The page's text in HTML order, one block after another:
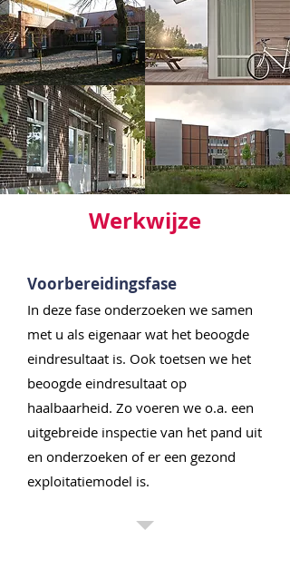
Werkwijze
Voorbereidingsfase
In deze fase onderzoeken we samen
met u als eigenaar wat het beoogde
eindresultaat is. Ook toetsen we het
beoogde eindresultaat op
haalbaarheid. Zo voeren we o.a. een
uitgebreide inspectie van het pand uit
en onderzoeken of er een gezond
exploitatiemodel is.